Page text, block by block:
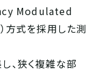
Modulated
式を採用した測
、狭く複雑な部